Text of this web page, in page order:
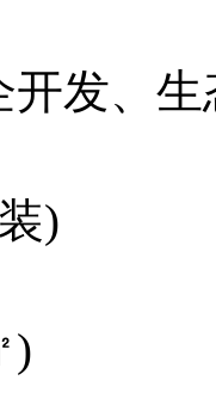
开发、
)
)